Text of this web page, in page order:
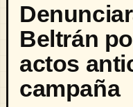
Beltrán
actos
campaña